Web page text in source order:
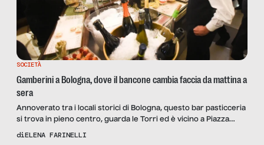
SOCIETÀ
Gamberini a Bologna, dove il bancone cambia faccia da mattina a
sera
Annoverato tra i locali storici di Bologna, questo bar pasticceria
si trova in pieno centro, guarda le Torri ed è vicino a Piazza
Maggiore, un’ottima occasione per sentire il cuore pulsante
diELENA FARINELLI